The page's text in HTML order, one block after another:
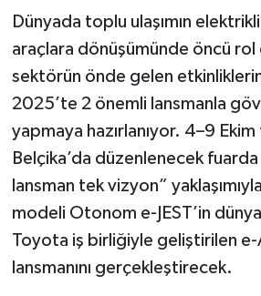
Dünyada toplu ulaşımın
araçlara dönüşümünde öncü rol
sektörün önde gelen
2025’te 2 önemli lansmanla
yapmaya hazırlanıyor. 4–9
Belçika’da düzenlenecek
lansman tek vizyon”
modeli Otonom e-JEST’in
Toyota iş birliğiyle geliştirilen e-
lansmanını gerçekleştirecek.